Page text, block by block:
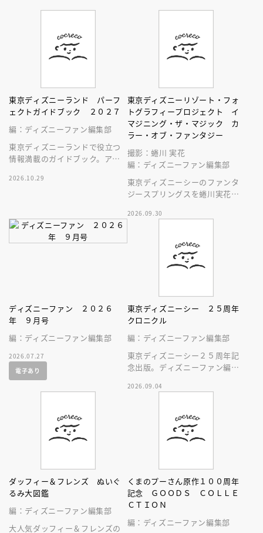
東京ディズニーランド パーフ
ェクトガイドブック ２０２７
編：ディズニーファン編集部
東京ディズニーランドで役立つ
情報満載のガイドブック。アト
ン、グッズまでが１冊に！
2026.10.29
東京ディズニーリゾート・フォ
トグラフィープロジェクト イ
マジニング・ザ・マジック カ
ラー・オブ・ファンタジー
撮影：蜷川 実花
編：ディズニーファン編集部
東京ディズニーシーのファンタ
ジースプリングスを蜷川実花が
2026.09.30
ディズニーファン ２０２６
年 ９月号
編：ディズニーファン編集部
2026.07.27
電子あり
東京ディズニーシー ２５周年
クロニクル
編：ディズニーファン編集部
東京ディズニーシー２５周年記
念出版。ディズニーファン編集
したパークファン必見の２５年
2026.09.04
ダッフィー＆フレンズ ぬいぐ
るみ大図鑑
編：ディズニーファン編集部
大人気ダッフィー＆フレンズの
くまのプーさん原作１００周年
記念 ＧＯＯＤＳ ＣＯＬＬＥ
ＣＴＩＯＮ
編：ディズニーファン編集部